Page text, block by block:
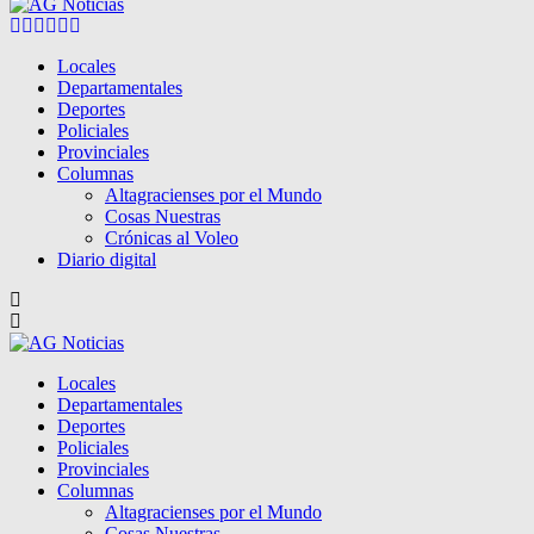
Facebook
Twitter
Instagram
Pinterest
Google
Locales
Departamentales
Deportes
Policiales
Provinciales
Columnas
Altagracienses por el Mundo
Cosas Nuestras
Crónicas al Voleo
Diario digital
Locales
Departamentales
Deportes
Policiales
Provinciales
Columnas
Altagracienses por el Mundo